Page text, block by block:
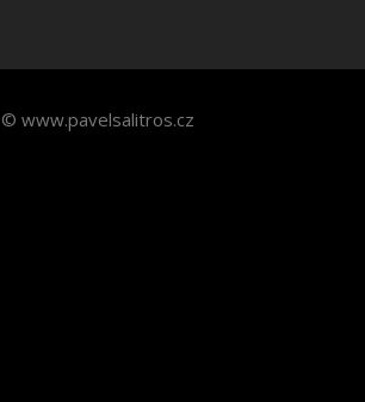
© www.pavelsalitros.cz